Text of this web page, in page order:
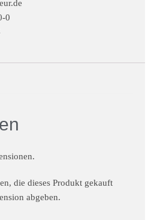
0
die dieses Produkt gekauft
abgeben.